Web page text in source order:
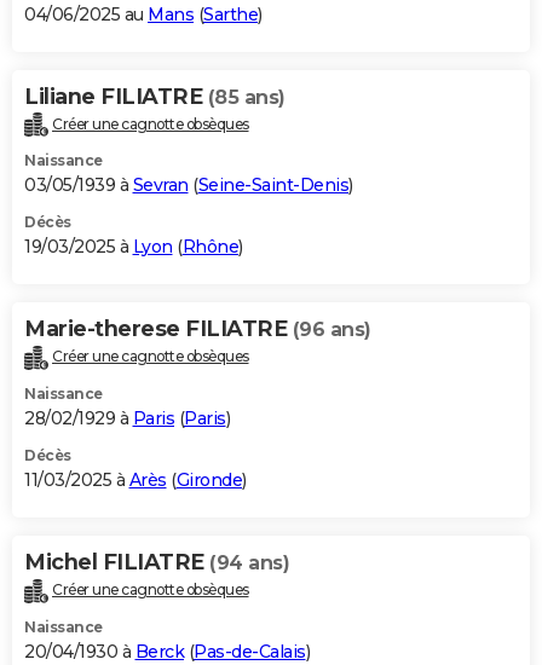
04/06/2025 au Mans (Sarthe)
Liliane FILIATRE (85 ans)
Créer une cagnotte obsèques
Naissance
03/05/1939 à Sevran (Seine-Saint-Denis)
Décès
19/03/2025 à Lyon (Rhône)
Marie-therese FILIATRE (96 ans)
Créer une cagnotte obsèques
Naissance
28/02/1929 à Paris (Paris)
Décès
11/03/2025 à Arès (Gironde)
Michel FILIATRE (94 ans)
Créer une cagnotte obsèques
Naissance
20/04/1930 à Berck(Pas-de-Calais)